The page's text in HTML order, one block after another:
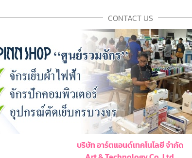
CONTACT US
บริษัท อาร์ตแอนด์เทคโนโลยี จำกัด